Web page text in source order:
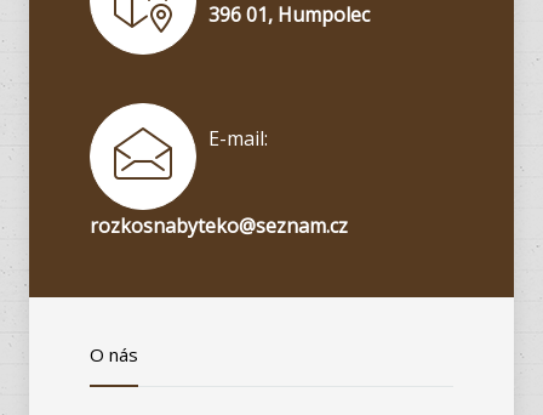
396 01, Humpolec
E-mail:
rozkosnabyteko@seznam.cz
O nás